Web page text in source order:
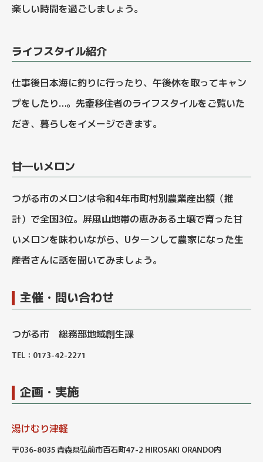
楽しい時間を過ごしましょう。
ライフスタイル紹介
仕事後日本海に釣りに行ったり、午後休を取ってキャン
プをしたり…。先輩移住者のライフスタイルをご覧いた
だき、暮らしをイメージできます。
甘―いメロン
つがる市のメロンは令和4年市町村別農業産出額（推
計）で全国3位。屛風山地帯の恵みある土壌で育った甘
いメロンを味わいながら、Uターンして農家になった生
産者さんに話を聞いてみましょう。
主催・問い合わせ
つがる市 総務部地域創生課
TEL：0173-42-2271
企画・実施
湯けむり津軽
〒036-8035 青森県弘前市百石町47-2 HIROSAKI ORANDO内